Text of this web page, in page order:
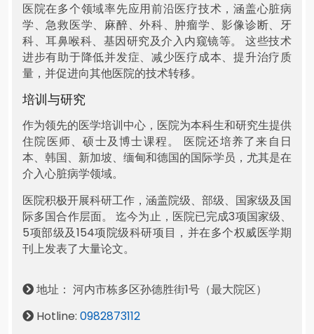
医院在多个领域率先应用前沿医疗技术，涵盖心脏病
学、急救医学、麻醉、外科、肿瘤学、影像诊断、牙
科、耳鼻喉科、基因研究及介入内窥镜等。 这些技术
进步有助于降低并发症、减少医疗成本、提升治疗质
量，并促进向其他医院的技术转移。
培训与研究
作为领先的医学培训中心，医院为本科生和研究生提供
住院医师、硕士及博士课程。 医院还培养了来自日
本、韩国、新加坡、缅甸和德国的国际学员，尤其是在
介入心脏病学领域。
医院积极开展科研工作，涵盖院级、部级、国家级及国
际多国合作层面。 迄今为止，医院已完成3项国家级、
5项部级及154项院级科研项目，并在多个权威医学期
刊上发表了大量论文。
地址： 河内市栋多区孙德胜街1号（最大院区）
Hotline: 0982873112